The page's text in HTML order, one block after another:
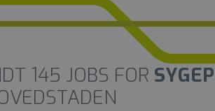
145 JOBS FOR